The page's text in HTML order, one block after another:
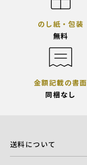
のし紙・包装
無料
金額記載の書面
同梱なし
送料について